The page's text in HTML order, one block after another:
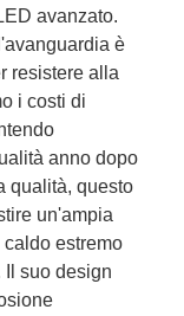
avanzato.
è
resistere alla
i costi di
anno dopo
qualità, questo
un'ampia
estremo
Il suo design